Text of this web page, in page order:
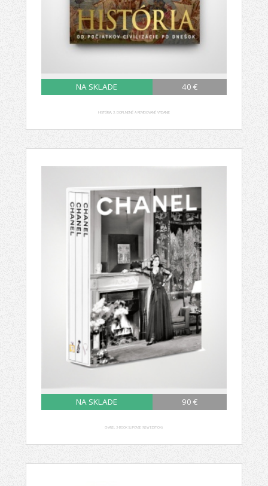
NA SKLADE 40 €
HISTÓRIA, 3. DOPLNENÉ A REVIDOVANÉ VYDANIE
NA SKLADE 90 €
CHANEL 3-BOOK SLIPCASE (NEW EDITION)